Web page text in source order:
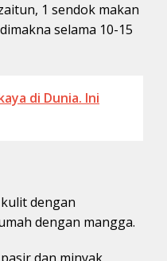
1 sendok makan
selama 10-15
di Dunia. Ini
dengan
dengan mangga.